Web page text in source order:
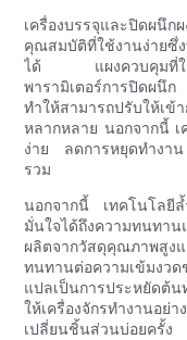
เครื่องบรรจุและปิด
คุณสมบัติที่ใช้งานง่ายซึ่
ได้ แผงควบคุมที่ใช้ง
พารามิเตอร์การปิดผ
ทำให้สามารถปรับให้เ
หลากหลาย นอกจากนี้ เ
ง่าย ลดการหยุดทำงา
รวม
นอกจากนี้ เทคโนโลยี
มั่นใจได้ถึงความทนทาน
ผลิตจากวัสดุคุณภาพสูง
ทนทานต่อความเข้มงวด
แปลเป็นการประหยัดต้น
ให้เครื่องจักรทำงานอย่
เปลี่ยนชิ้นส่วนบ่อยครั้ง